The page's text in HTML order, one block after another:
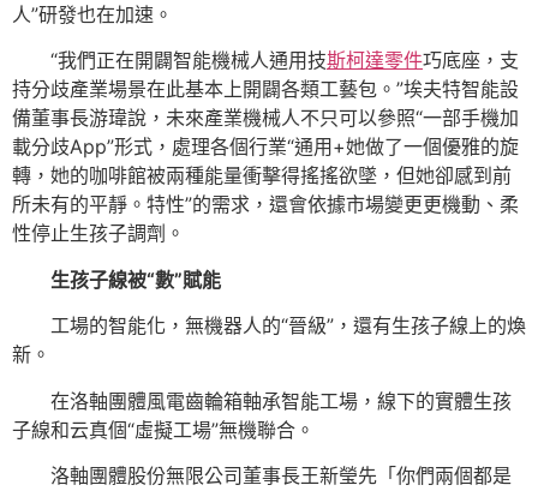
人”研發也在加速。
“我們正在開闢智能機械人通用技斯柯達零件巧底座，支
持分歧產業場景在此基本上開闢各類工藝包。”埃夫特智能設
備董事長游瑋說，未來產業機械人不只可以參照“一部手機加
載分歧App”形式，處理各個行業“通用+她做了一個優雅的旋
轉，她的咖啡館被兩種能量衝擊得搖搖欲墜，但她卻感到前
所未有的平靜。特性”的需求，還會依據市場變更更機動、柔
性停止生孩子調劑。
生孩子線被“數”賦能
工場的智能化，無機器人的“晉級”，還有生孩子線上的煥
新。
在洛軸團體風電齒輪箱軸承智能工場，線下的實體生孩
子線和云真個“虛擬工場”無機聯合。
洛軸團體股份無限公司董事長王新瑩先「你們兩個都是